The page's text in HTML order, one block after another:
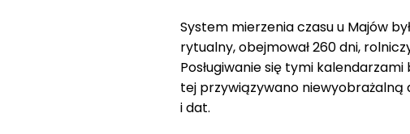
System mierzenia czasu u Majów
rytualny, obejmował 260 dni,
Posługiwanie się tymi
tej przywiązywano niewyobrażalną
i dat.